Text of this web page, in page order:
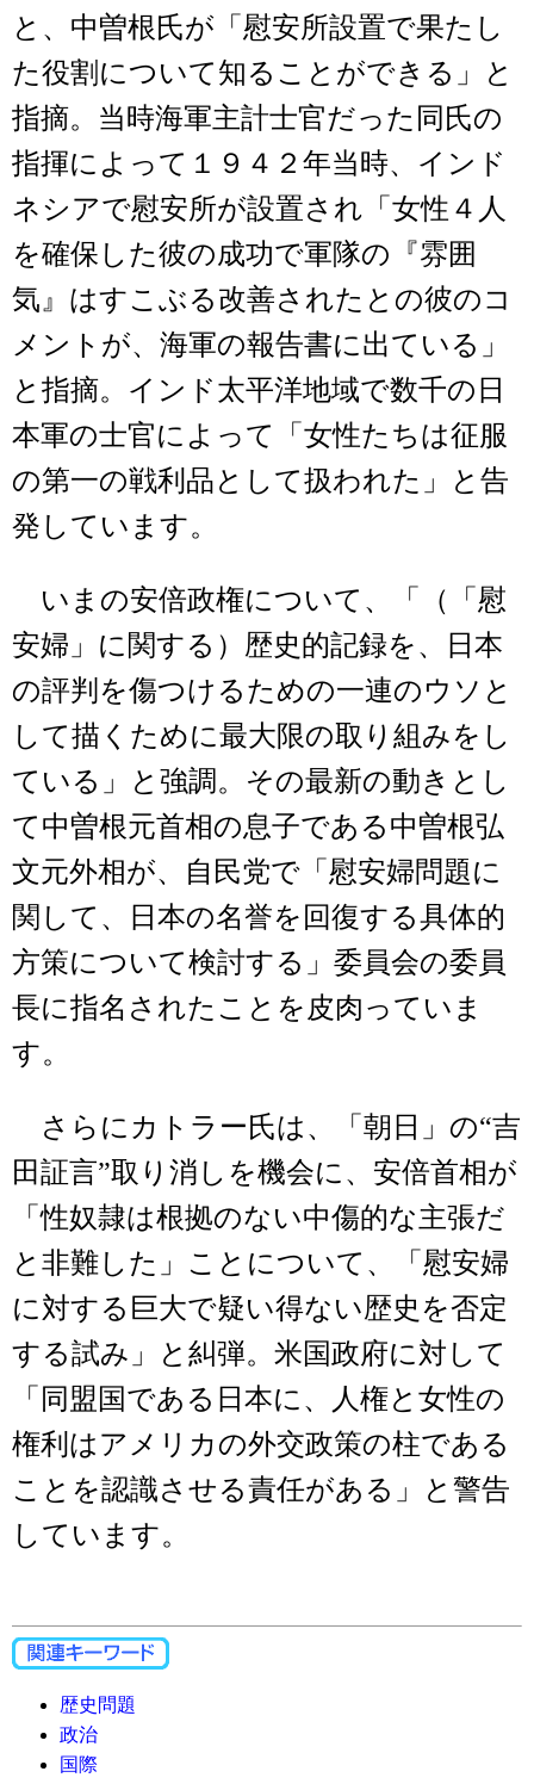
と、中曽根氏が「慰安所設置で果たし
た役割について知ることができる」と
指摘。当時海軍主計士官だった同氏の
指揮によって１９４２年当時、インド
ネシアで慰安所が設置され「女性４人
を確保した彼の成功で軍隊の『雰囲
気』はすこぶる改善されたとの彼のコ
メントが、海軍の報告書に出ている」
と指摘。インド太平洋地域で数千の日
本軍の士官によって「女性たちは征服
の第一の戦利品として扱われた」と告
発しています。
いまの安倍政権について、「（「慰
安婦」に関する）歴史的記録を、日本
の評判を傷つけるための一連のウソと
して描くために最大限の取り組みをし
ている」と強調。その最新の動きとし
て中曽根元首相の息子である中曽根弘
文元外相が、自民党で「慰安婦問題に
関して、日本の名誉を回復する具体的
方策について検討する」委員会の委員
長に指名されたことを皮肉っていま
す。
さらにカトラー氏は、「朝日」の“吉
田証言”取り消しを機会に、安倍首相が
「性奴隷は根拠のない中傷的な主張だ
と非難した」ことについて、「慰安婦
に対する巨大で疑い得ない歴史を否定
する試み」と糾弾。米国政府に対して
「同盟国である日本に、人権と女性の
権利はアメリカの外交政策の柱である
ことを認識させる責任がある」と警告
しています。
歴史問題
政治
国際